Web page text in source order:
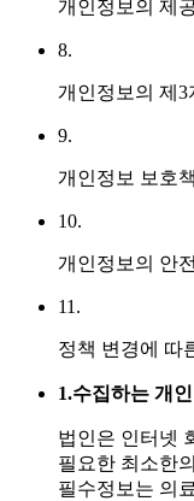
개인정보의 제
8.
개인정보의 제
9.
개인정보 보호
10.
개인정보의 안
11.
정책 변경에 따
1.수집하는 개
법인은 인터넷
필요한 최소한
필수정보는 의